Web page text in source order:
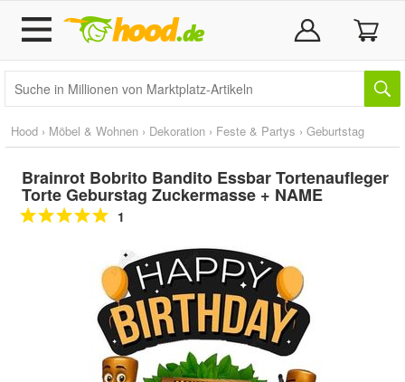
Hood › Möbel & Wohnen › Dekoration › Feste & Partys › Geburtstag
Brainrot Bobrito Bandito Essbar Tortenaufleger
Torte Geburstag Zuckermasse + NAME
1